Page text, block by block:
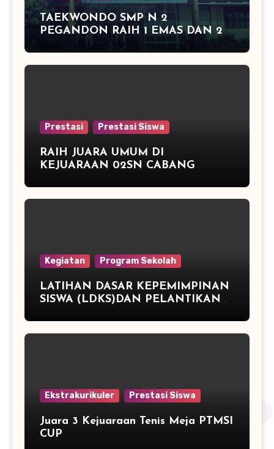
TAEKWONDO SMP N 2
PEGANDON RAIH 1 EMAS DAN 2
PERAK DI KAPOLRES CUP
Prestasi Prestasi Siswa
RAIH JUARA UMUM DI
KEJUARAAN 02SN CABANG
MEJA
Kegiatan Program Sekolah
LATIHAN DASAR KEPEMIMPINAN
SISWA (LDKS)DAN PELANTIKAN
Ekstrakurikuler Prestasi Siswa
Juara 3 Kejuaraan Tenis Meja PTMSI
CUP